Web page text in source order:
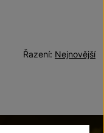
Nejnovější
Řazení: